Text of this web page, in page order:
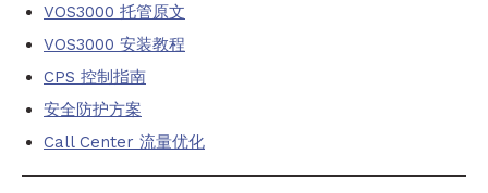
VOS3000 托管原文
VOS3000 安装教程
CPS 控制指南
安全防护方案
Call Center 流量优化